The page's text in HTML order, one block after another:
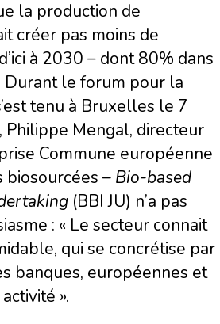
la production de
créer pas moins de
à 2030 – dont 80% dans
Durant le forum pour la
tenu à Bruxelles le 7
Philippe Mengal, directeur
Commune européenne
biosourcées – Bio-based
(BBI JU) n’a pas
: « Le secteur connait
qui se concrétise par
banques, européennes et
».